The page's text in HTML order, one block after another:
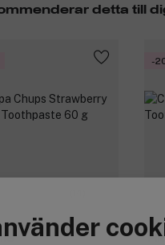
detta till
-